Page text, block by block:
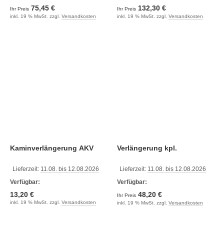
Ihr Preis 75,45 €
inkl. 19 % MwSt. zzgl. Versandkosten
Ihr Preis 132,30 €
inkl. 19 % MwSt. zzgl. Versandkosten
Kaminverlängerung AKV
Lieferzeit: 11.08. bis 12.08.2026
Verfügbar:
13,20 €
inkl. 19 % MwSt. zzgl. Versandkosten
Verlängerung kpl.
Lieferzeit: 11.08. bis 12.08.2026
Verfügbar:
Ihr Preis 48,20 €
inkl. 19 % MwSt. zzgl. Versandkosten